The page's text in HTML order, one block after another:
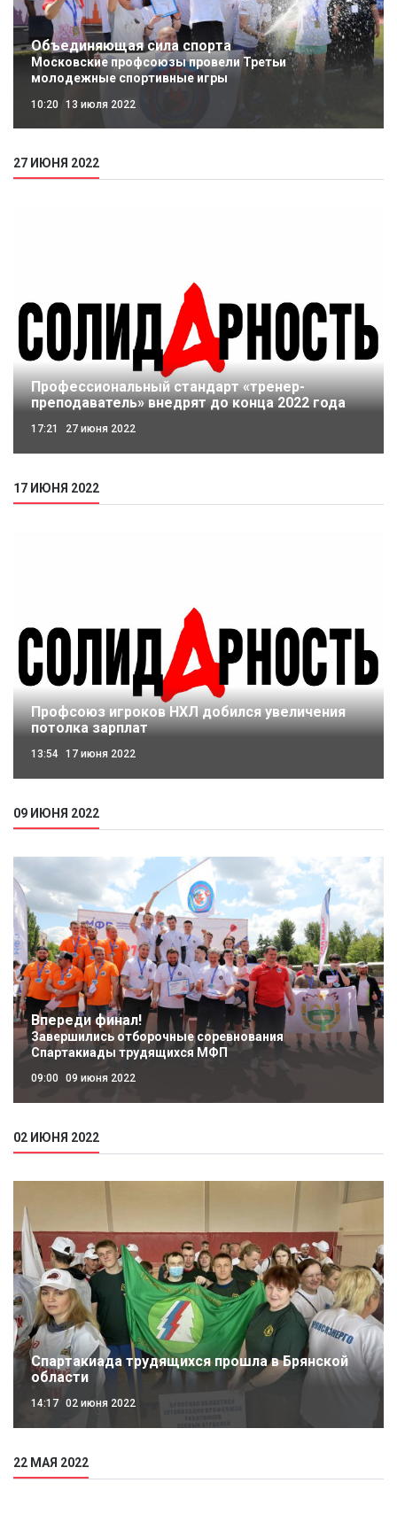
Объединяющая сила спорта
Московские профсоюзы провели Третьи
молодежные спортивные игры
10:20 13 июля 2022
27 ИЮНЯ 2022
Профессиональный стандарт «тренер-
преподаватель» внедрят до конца 2022 года
17:21 27 июня 2022
17 ИЮНЯ 2022
Профсоюз игроков НХЛ добился увеличения
потолка зарплат
13:54 17 июня 2022
09 ИЮНЯ 2022
Впереди финал!
Завершились отборочные соревнования
Спартакиады трудящихся МФП
09:00 09 июня 2022
02 ИЮНЯ 2022
Спартакиада трудящихся прошла в Брянской
области
14:17 02 июня 2022
22 МАЯ 2022